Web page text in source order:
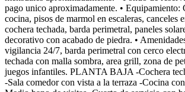
pago unico aproximadamente. • Equipamiento:
cocina, pisos de marmol en escaleras, canceles
cochera techada, barda perimetral, paneles
decorativo con acabado de piedra. •
vigilancia 24/7, barda perimetral con cerco
techada con malla sombra, area grill, zona de
juegos infantiles. PLANTA BAJA -Cochera
-Sala comedor con vista a la terraza -Cocina